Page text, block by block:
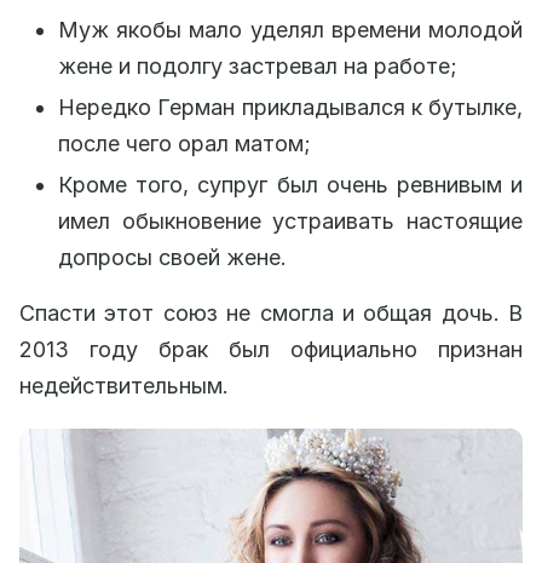
Муж якобы мало уделял времени молодой
жене и подолгу застревал на работе;
Нередко Герман прикладывался к бутылке,
после чего орал матом;
Кроме того, супруг был очень ревнивым и
имел обыкновение устраивать настоящие
допросы своей жене.
Спасти этот союз не смогла и общая дочь. В
2013 году брак был официально признан
недействительным.